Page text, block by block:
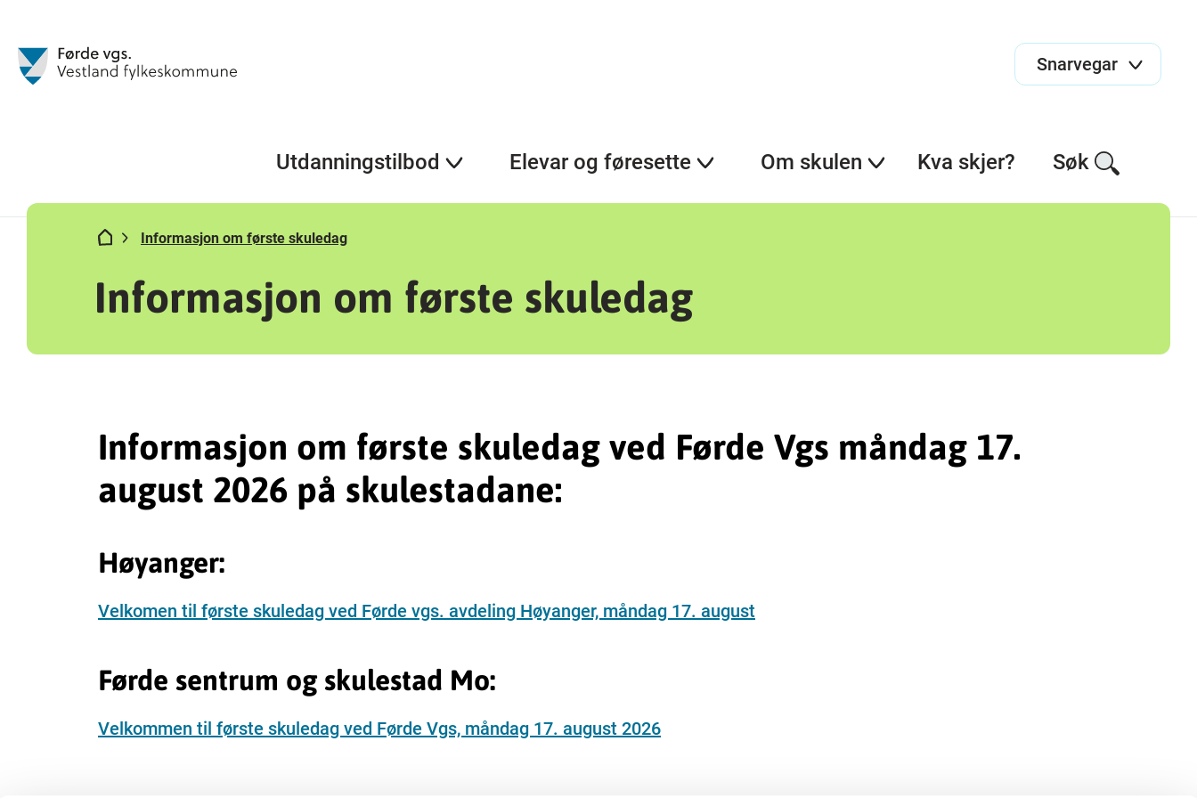
Snarvegar
Utdanningstilbod Elevar og føresette Om skulen Kva skjer? Søk
Informasjon om første skuledag
Informasjon om første skuledag
Informasjon om første skuledag ved Førde Vgs måndag 17.
august 2026 på skulestadane:
Høyanger:
Velkomen til første skuledag ved Førde vgs. avdeling Høyanger, måndag 17. august
Førde sentrum og skulestad Mo:
Velkommen til første skuledag ved Førde Vgs, måndag 17. august 2026